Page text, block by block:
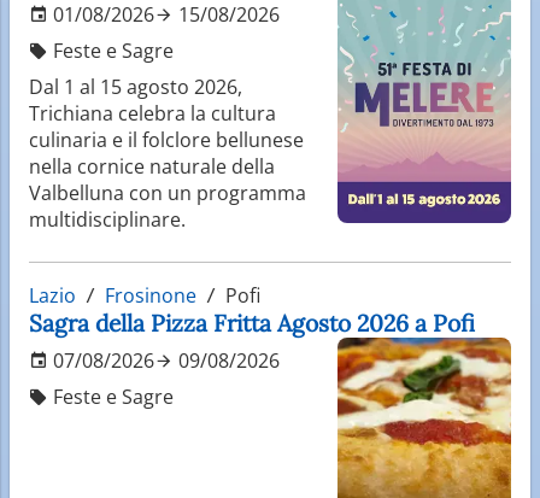
01/08/2026
15/08/2026
Feste e Sagre
Dal 1 al 15 agosto 2026,
Trichiana celebra la cultura
culinaria e il folclore bellunese
nella cornice naturale della
Valbelluna con un programma
multidisciplinare.
Lazio Frosinone Pofi
Sagra della Pizza Fritta Agosto 2026 a Pofi
07/08/2026
09/08/2026
Feste e Sagre